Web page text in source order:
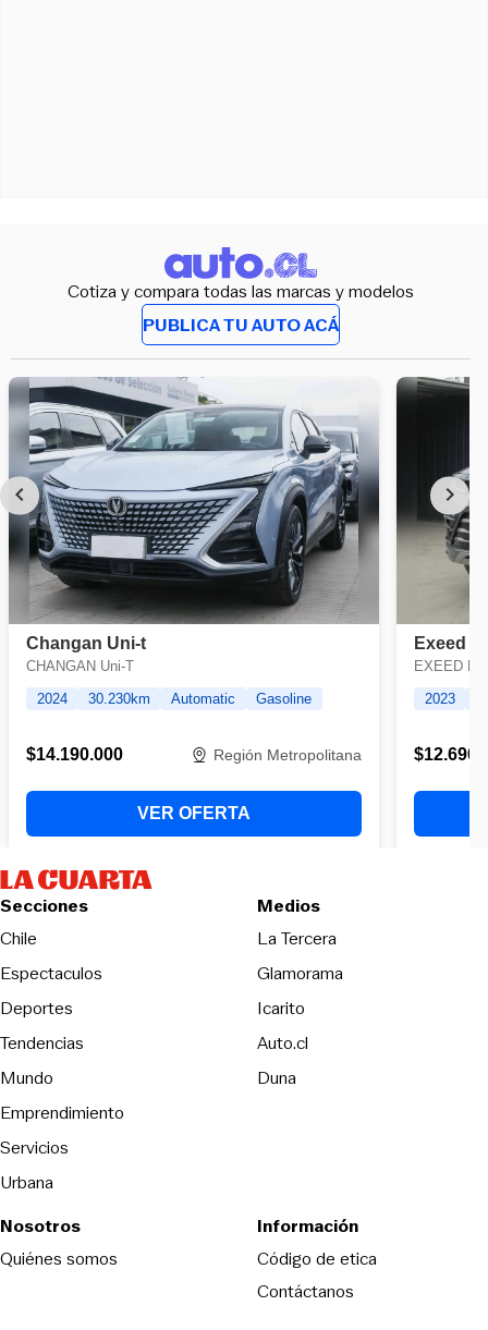
Cotiza y compara todas las marcas y modelos
PUBLICA TU AUTO ACÁ
Secciones
Chile
Espectaculos
Deportes
Tendencias
Mundo
Emprendimiento
Servicios
Urbana
Medios
La TerceraOpens in new
Glamorama
Icarito
Auto.cl
DunaOpens in new window
Nosotros
Quiénes somos
Información
Código de eticaOpens in new
Contáctanos